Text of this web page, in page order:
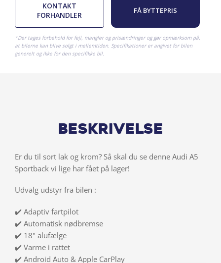
KONTAKT
FORHANDLER
FÅ BYTTEPRIS
*Der tages forbehold for fejl, mangler og prisændringer og gør opmærksom på,
at bilerne kan blive solgt i mellemtiden. Specifikationer er angivet for bilen
generelt og ikke for den specifikke bil.
Beskrivelse
Er du til sort lak og krom? Så skal du se denne Audi A5
Sportback vi lige har fået på lager!
Udvalg udstyr fra bilen :
✔️ Adaptiv fartpilot
✔️ Automatisk nødbremse
✔️ 18" alufælge
✔️ Varme i rattet
✔️ Android Auto & Apple CarPlay